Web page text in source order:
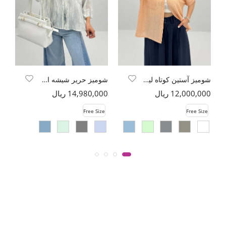
شومیز آستین کوتاه لینن اسلپ
12,000,000 ریال
Free Size
شومیز حریر شیشه ای محو پشت پیله
14,980,000 ریال
Free Size